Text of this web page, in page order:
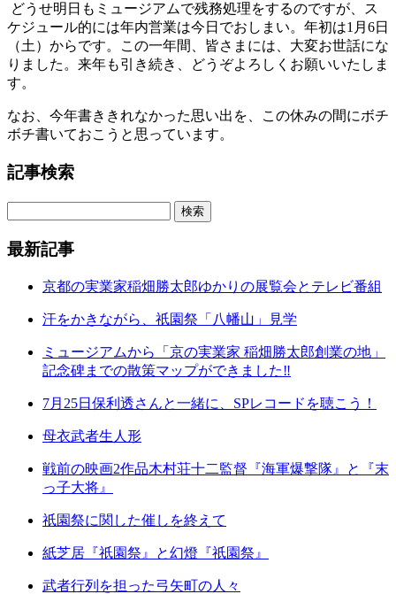
どうせ明日もミュージアムで残務処理をするのですが、ス
ケジュール的には年内営業は今日でおしまい。年初は1月6日
（土）からです。この一年間、皆さまには、大変お世話にな
りました。来年も引き続き、どうぞよろしくお願いいたしま
す。
なお、今年書ききれなかった思い出を、この休みの間にボチ
ボチ書いておこうと思っています。
記事検索
最新記事
京都の実業家稲畑勝太郎ゆかりの展覧会とテレビ番組
汗をかきながら、祇園祭「八幡山」見学
ミュージアムから「京の実業家 稲畑勝太郎創業の地」
記念碑までの散策マップができました‼
7月25日保利透さんと一緒に、SPレコードを聴こう！
母衣武者生人形
戦前の映画2作品木村荘十二監督『海軍爆撃隊』と『末
っ子大将』
祇園祭に関した催しを終えて
紙芝居『祇園祭』と幻燈『祇園祭』
武者行列を担った弓矢町の人々